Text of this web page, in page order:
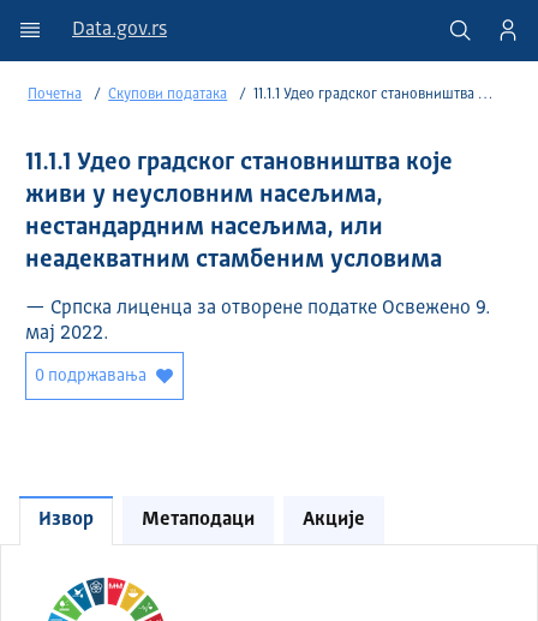
Data.gov.rs
Почетна Скупови података 11.1.1 Удео градског становништва које живи у неусловним насељима, нестандардним насељима, или неадекватним стамбеним условима
11.1.1 Удео градског становништва које
живи у неусловним насељима,
нестандардним насељима, или
неадекватним стамбеним условима
— Српска лиценца за отворене податке Освежено 9.
мај 2022.
0 подржавања
Извор Метаподаци Акције